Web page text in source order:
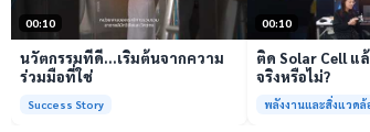
00:10
นวัตกรรมที่ดี…เริ่มต้นจากความ
ร่วมมือที่ใช่
Success Story
00:10
ติด Solar Cell แ
จริงหรือไม่?
พลังงานและสิ่งแวดล้